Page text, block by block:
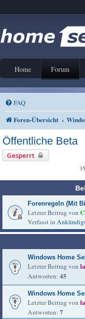
Home Forum
FAQ
Foren-Übersicht
Öffentliche Beta
Gesperrt
Forenregeln (Mit
Letzter Beitrag von
Verfasst in
Windows Home
Letzter Beitrag von
Antworten: 45
Windows Home
Letzter Beitrag von
Antworten: 7